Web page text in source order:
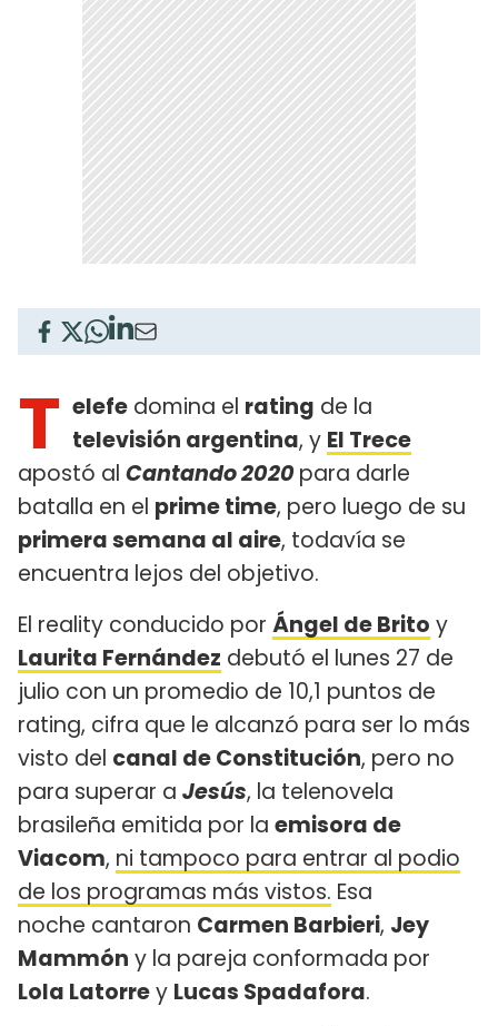
T elefe domina el rating de la
televisión argentina, y El Trece
apostó al Cantando 2020para darle
batalla en el prime time, pero luego de su
primera semana al aire, todavía se
encuentra lejos del objetivo.
El reality conducido por Ángel de Brito y
Laurita Fernández debutó el lunes 27 de
julio con un promedio de 10,1 puntos de
rating, cifra que le alcanzó para ser lo más
visto del canal de Constitución, pero no
para superar a Jesús, la telenovela
brasileña emitida por la emisora de
Viacom, ni tampoco para entrar al podio
de los programas más vistos. Esa
noche cantaron Carmen Barbieri, Jey
Mammón y la pareja conformada por
Lola Latorrey Lucas Spadafora.